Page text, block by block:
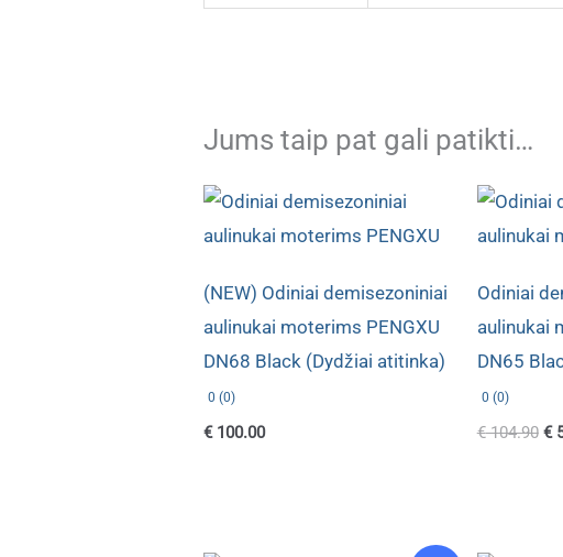
Jums taip pat gali patikti…
(NEW) Odiniai demisezoniniai
aulinukai moterims PENGXU
DN68 Black (Dydžiai atitinka)
0 (0)
€100.00
Odiniai
aulinukai
DN65
0 (0)
€104.90 €